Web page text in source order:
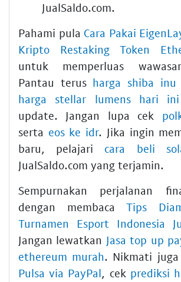
JualSaldo.com.
Pahami pula Cara Pakai
Kripto Restaking Token
untuk memperluas
Pantau terus harga shiba
harga stellar lumens hari ini
update. Jangan lupa cek
serta eos ke idr. Jika ingin
baru, pelajari cara beli
JualSaldo.com yang terjamin.
Sempurnakan perjalanan
dengan membacaTips
Turnamen Esport Indonesia
Jangan lewatkan Jasa top up
ethereum murah. Nikmati juga
Pulsa via PayPal, cek prediksi